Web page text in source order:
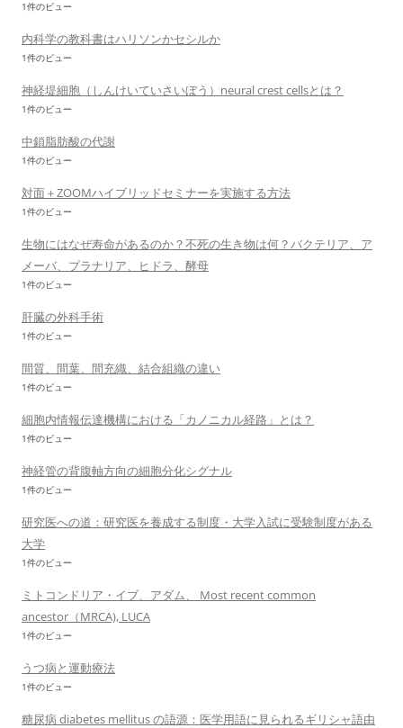
1件のビュー
内科学の教科書はハリソンかセシルか
1件のビュー
神経堤細胞（しんけいていさいぼう）neural crest cellsとは？
1件のビュー
中鎖脂肪酸の代謝
1件のビュー
対面＋ZOOMハイブリッドセミナーを実施する方法
1件のビュー
生物にはなぜ寿命があるのか？不死の生き物は何？バクテリア、ア
メーバ、プラナリア、ヒドラ、酵母
1件のビュー
肝臓の外科手術
1件のビュー
間質、間葉、間充織、結合組織の違い
1件のビュー
細胞内情報伝達機構における「カノニカル経路」とは？
1件のビュー
神経管の背腹軸方向の細胞分化シグナル
1件のビュー
研究医への道：研究医を養成する制度・大学入試に受験制度がある
大学
1件のビュー
ミトコンドリア・イブ、アダム、 Most recent common
ancestor（MRCA), LUCA
1件のビュー
うつ病と運動療法
1件のビュー
糖尿病 diabetes mellitus の語源：医学用語に見られるギリシャ語由